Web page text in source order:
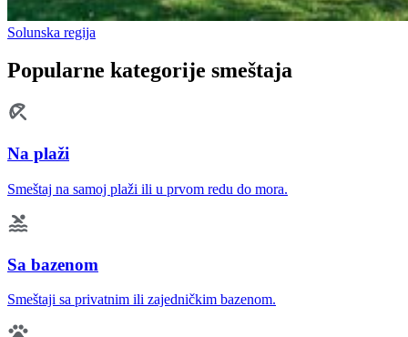
Solunska regija
Popularne kategorije smeštaja
Na plaži
Smeštaj na samoj plaži ili u prvom redu do mora.
Sa bazenom
Smeštaji sa privatnim ili zajedničkim bazenom.